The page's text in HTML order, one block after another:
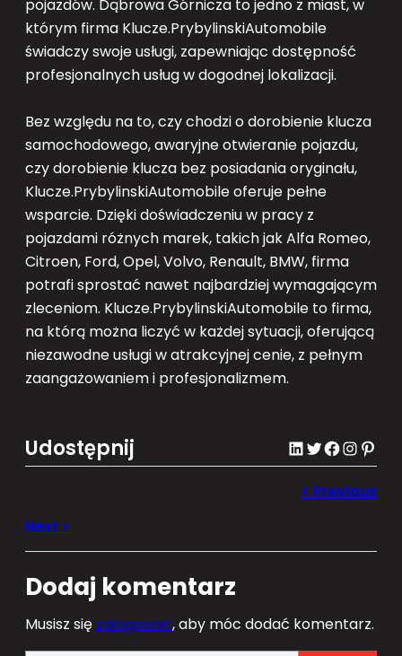
pojazdów. Dąbrowa Górnicza to jedno z miast, w
którym firma Klucze.PrybylinskiAutomobile
świadczy swoje usługi, zapewniając dostępność
profesjonalnych usług w dogodnej lokalizacji.
Bez względu na to, czy chodzi o dorobienie klucza
samochodowego, awaryjne otwieranie pojazdu,
czy dorobienie klucza bez posiadania oryginału,
Klucze.PrybylinskiAutomobile oferuje pełne
wsparcie. Dzięki doświadczeniu w pracy z
pojazdami różnych marek, takich jak Alfa Romeo,
Citroen, Ford, Opel, Volvo, Renault, BMW, firma
potrafi sprostać nawet najbardziej wymagającym
zleceniom. Klucze.PrybylinskiAutomobile to firma,
na którą można liczyć w każdej sytuacji, oferującą
niezawodne usługi w atrakcyjnej cenie, z pełnym
zaangażowaniem i profesjonalizmem.
Udostępnij LinkedIn Twitter Facebook Instagram Pinterest
Dodaj komentarz
Musisz się zalogować, aby móc dodać komentarz.